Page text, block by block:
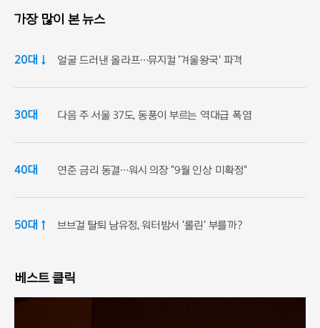
가장 많이 본 뉴스
20대 ↓ 얼굴 드러낸 올라프…뮤지컬 '겨울왕국' 파격
30대 다음 주 서울 37도, 동풍이 부르는 역대급 폭염
40대 연준 금리 동결…워시 의장 "9월 인상 미확정"
50대 ↑ 브브걸 탈퇴 남유정, 워터밤서 '롤린' 부를까?
베스트 클릭